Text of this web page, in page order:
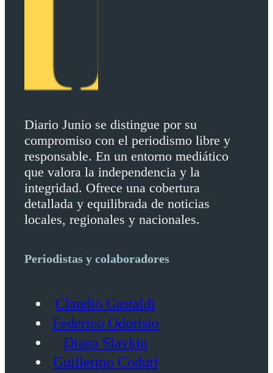
Diario Junio se distingue por su
compromiso con el periodismo libre y
responsable. En un entorno mediático
que valora la independencia y la
integridad. Ofrece una cobertura
detallada y equilibrada de noticias
locales, regionales y nacionales.
Periodistas y colaboradores
Claudio Gastaldi
Federico Odorisio
Diana Slavkin
Guillermo Coduri